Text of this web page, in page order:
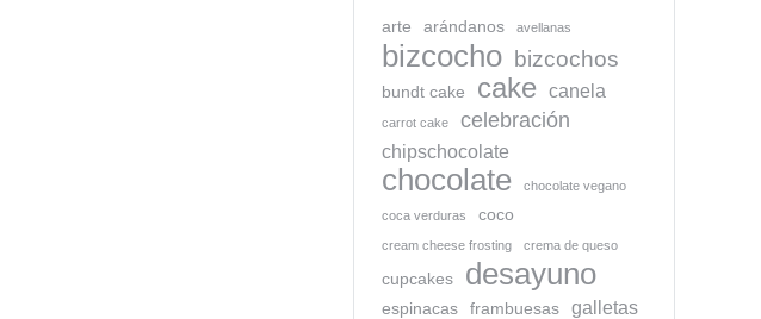
arte arándanos avellanas
bizcocho bizcochos
bundt cake cake canela
carrot cake celebración
chipschocolate
chocolate chocolate vegano
coca verduras coco
cream cheese frosting crema de queso
cupcakes desayuno
espinacas frambuesas galletas